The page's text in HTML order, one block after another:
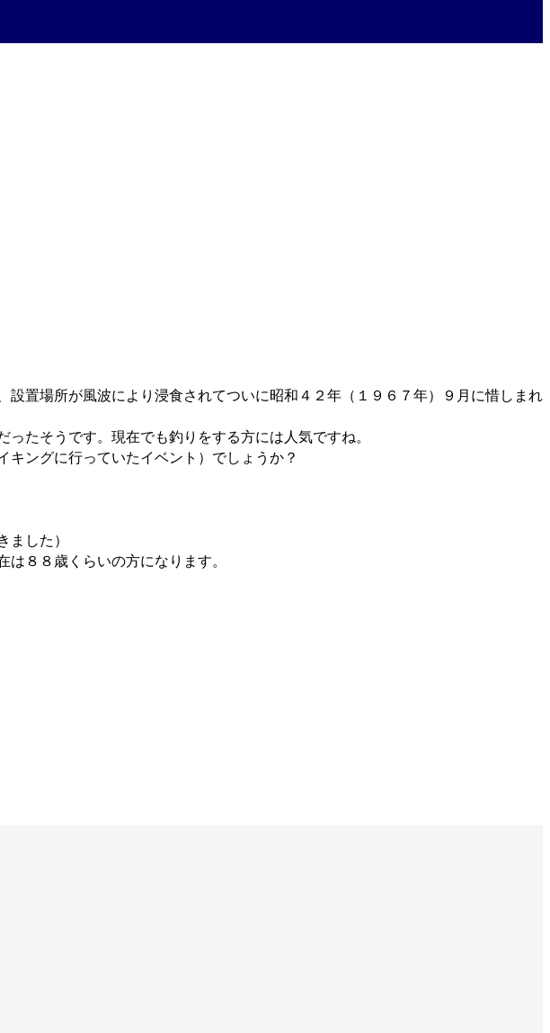
置場所が風波により浸食されてついに昭和４２年（１９６７年）９月に惜しまれ
たそうです。現在でも釣りをする方には人気ですね。
ングに行っていたイベント）でしょうか？
した）
８８歳くらいの方になります。